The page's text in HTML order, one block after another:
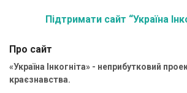
Підтримати сайт “Україна
Про сайт
«Україна Інкогніта» - неприбутковий
краєзнавства.